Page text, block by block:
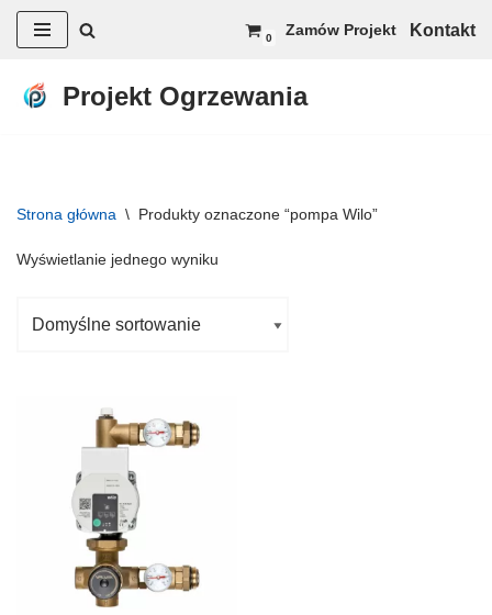
do
0 Zamów Projekt Kontakt
Projekt Ogrzewania
Strona główna \ Produkty oznaczone “pompa Wilo”
Wyświetlanie jednego wyniku